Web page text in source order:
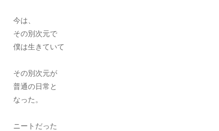
今は、
その別次元で
僕は生きていて
その別次元が
普通の日常と
なった。
ニートだった